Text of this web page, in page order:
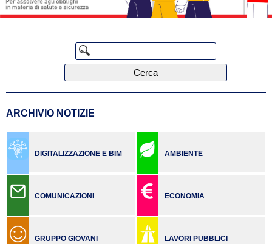
Cerca
ARCHIVIO NOTIZIE
DIGITALIZZAZIONE E BIM AMBIENTE
COMUNICAZIONI ECONOMIA
GRUPPO GIOVANI LAVORI PUBBLICI